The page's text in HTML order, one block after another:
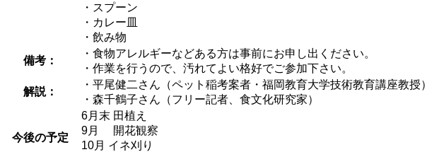
・スプーン
・カレー皿
・飲み物
備考：
・食物アレルギーなどある方は事前にお申し出ください。
・作業を行うので、汚れてよい格好でご参加下さい。
解説：
・平尾健二さん（ペット稲考案者・福岡教育大学技術教育講座教授）
・森千鶴子さん（フリー記者、食文化研究家）
今後の予定
6月末 田植え
9月 開花観察
10月 イネ刈り